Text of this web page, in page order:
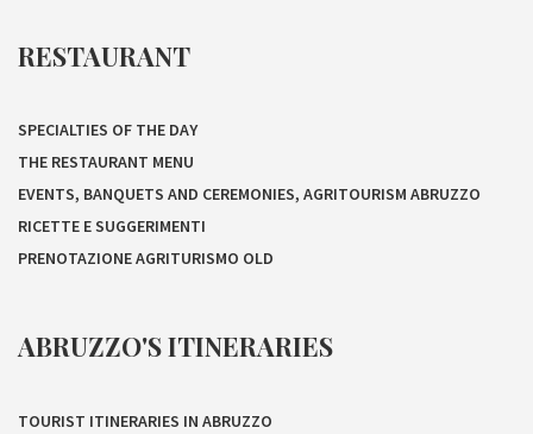
RESTAURANT
SPECIALTIES OF THE DAY
THE RESTAURANT MENU
EVENTS, BANQUETS AND CEREMONIES, AGRITOURISM ABRUZZO
RICETTE E SUGGERIMENTI
PRENOTAZIONE AGRITURISMO OLD
ABRUZZO'S ITINERARIES
TOURIST ITINERARIES IN ABRUZZO